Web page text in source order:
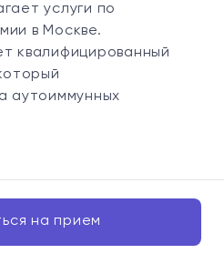
услуги по
в Москве.
квалифицированный
аутоиммунных
на прием